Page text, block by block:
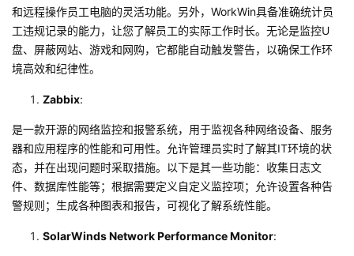
坛
圈
子
的
直
播
我
的
活
动
我
的
关
注
我
的
开
我
的
Programs
我
的
和远程操作员工电脑的灵活功能。另外， WorkWin具备准确统计员
工违规记录的能力，让您了解员工的实际工作时长。无论是监控U
盘、屏蔽网站、游戏和网购，它都能自动触发警告，以确保工作环
境高效和纪律性。
Zabbix:
是一款开源的网络监控和报警系统，用于监视各种网络设备、服务
器和应用程序的性能和可用性。允许管理员实时了解其IT环境的状
态，并在出现问题时采取措施。以下是其一些功能：收集日志文
件、数据库性能等；根据需要定义自定义监控项；允许设置各种告
警规则；生成各种图表和报告，可视化了解系统性能。
SolarWinds Network Performance Monitor: